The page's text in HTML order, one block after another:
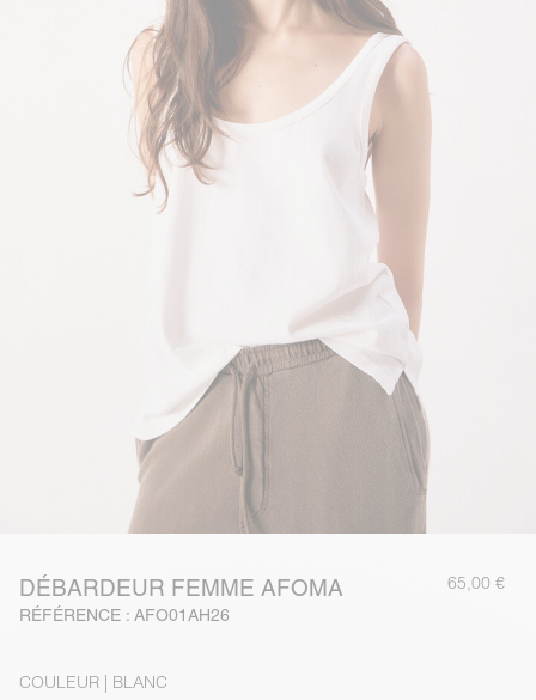
DÉBARDEUR FEMME AFOMA
RÉFÉRENCE : AFO01AH26
65,00 €
COULEUR | BLANC